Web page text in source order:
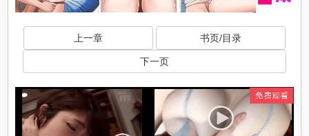
上一章 书页/目录
下一页